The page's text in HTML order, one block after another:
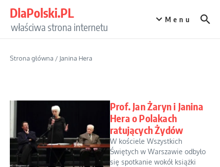
DlaPolski.PL
właściwa strona internetu
Menu
Strona główna / Janina Hera
Prof. Jan Żaryn i Janina
Hera o Polakach
ratujących Żydów
W kościele Wszystkich
Świętych w Warszawie odbyło
się spotkanie wokół książki